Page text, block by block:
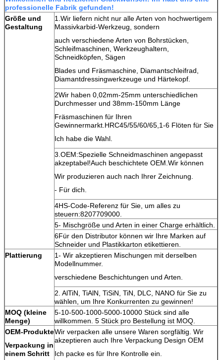
professionelle Fabrik gefunden!
Größe und
Gestaltung
1.Wir liefern nicht nur alle Arten von hochwertigem
Massivkarbid-Werkzeug, sondern
auch verschiedene Arten von Bohrstücken,
Schleifmaschinen, Werkzeughaltern,
Schneidköpfen, Sägen
Blades und Fräsmaschine, Diamantschleifrad,
Diamantdressingwerkzeuge und Härtekopf.
2Wir haben 0,02mm-25mm unterschiedlichen
Durchmesser und 38mm-150mm Länge
Fräsmaschinen für Ihren
Gewinnermarkt.HRC45/55/60/65,1-6 Flöten für Sie
Ich habe die Wahl.
3.OEM:Spezielle Schneidmaschinen angepasst
akzeptabel!Auch beschichtete OEM.Wir können
Wir produzieren auch nach Ihrer Zeichnung.
- Für dich.
4HS-Code-Referenz für Sie, um alles zu
steuern:8207709000.
5- Mischgröße und Arten in einer Charge erhältlich.
6Für den Distributor können wir Ihre Marken auf
Schneider und Plastikkarton etikettieren.
Plattierung
1- Wir akzeptieren Mischungen mit derselben
Modellnummer.
verschiedene Beschichtungen und Arten.
2. AlTiN, TiAlN, TiSiN, TiN, DLC, NANO für Sie zu
wählen, um Ihre Konkurrenten zu gewinnen!
MOQ (kleine
Menge)
5-10-500-1000-5000-10000 Stück sind alle
willkommen. 5 Stück pro Bestellung ist MOQ.
OEM-Produkte
Verpackung in
einem Schritt
Wir verpacken alle unsere Waren sorgfältig. Wir
akzeptieren auch Ihre Verpackung Design OEM
Ich packe es für Ihre Kontrolle ein.